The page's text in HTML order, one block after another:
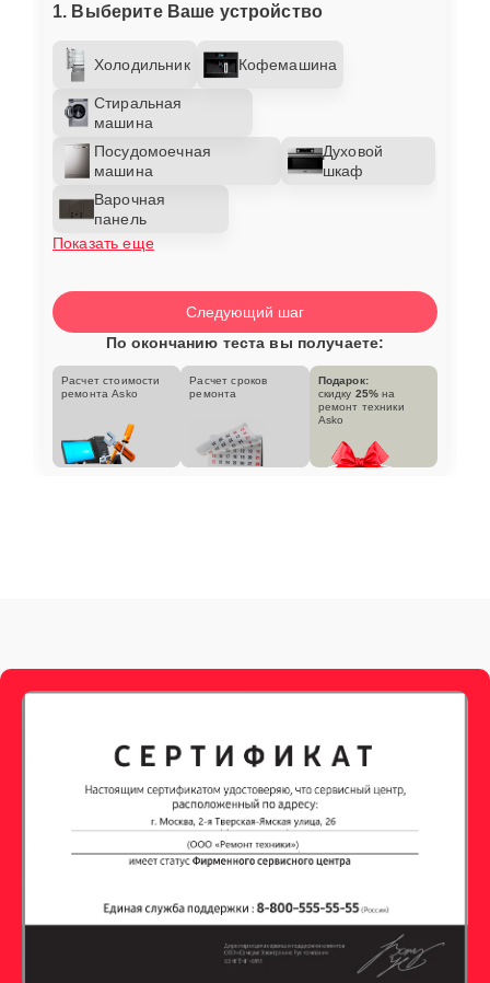
1. Выберите Ваше устройство
Холодильник Кофемашина
Стиральная
машина
Посудомоечная
машина
Духовой
шкаф
Варочная
панель
Показать еще
Следующий шаг
По окончанию теста вы получаете:
Расчет стоимости
ремонта Asko
Расчет сроков
ремонта
Подарок:
скидку 25% на
ремонт техники
Asko